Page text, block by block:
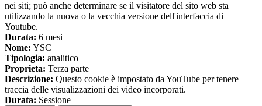
nei siti; può anche determinare se il visitatore del sito web sta
utilizzando la nuova o la vecchia versione dell'interfaccia di
Youtube.
Durata: 6 mesi
Nome: YSC
Tipologia: analitico
Proprieta: Terza parte
Descrizione: Questo cookie è impostato da YouTube per tenere
traccia delle visualizzazioni dei video incorporati.
Durata: Sessione